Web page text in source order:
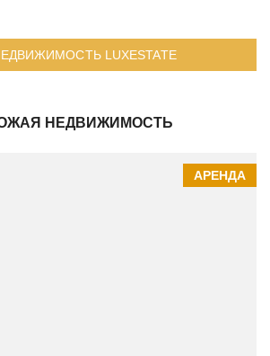
LUXESTATE
НЕДВИЖИМОСТЬ
АРЕНДА